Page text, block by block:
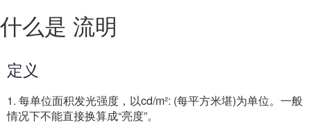
什么是 流明
定义
1. 每单位面积发光强度，以cd/m²: (每平方米堪)为单位。一般
情况下不能直接换算成“亮度”。